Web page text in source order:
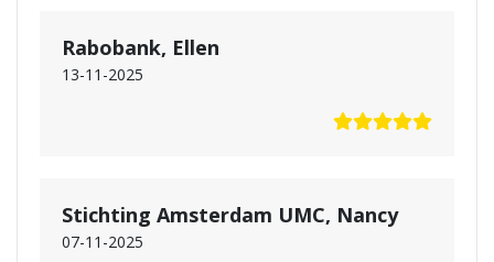
Rabobank, Ellen
13-11-2025
Stichting Amsterdam UMC, Nancy
07-11-2025